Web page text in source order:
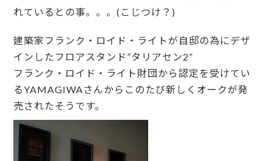
れているとの事。。。(こじつけ？)
建築家フランク・ロイド・ライトが自邸の為にデザ
インしたフロアスタンド”タリアセン2”
フランク・ロイド・ライト財団から認定を受けてい
るYAMAGIWAさんからこのたび新しくオークが発
売されたそうです。